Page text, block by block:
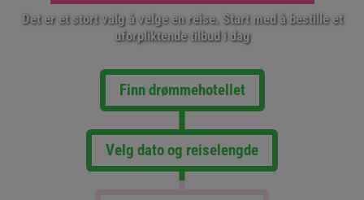
Det er et stort valg å velge en reise. Start med å bestille et
uforpliktende tilbud i dag
Finn drømmehotellet
Velg dato og reiselengde